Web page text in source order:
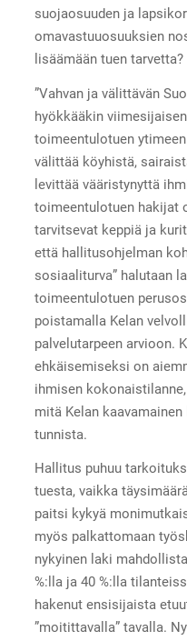
suojaosuuden ja
omavastuuosuuksien
lisäämään tuen tarvetta?
”Vahvan ja välittävän
hyökkääkin
toimeentulotuen
välittää köyhistä,
levittää vääristynyttä
toimeentulotuen hakijat
tarvitsevat keppiä ja
että hallitusohjelman
sosiaaliturva” halutaan
toimeentulotuen
poistamalla Kelan
palvelutarpeen arvioon.
ehkäisemiseksi on
ihmisen
mitä Kelan
tunnista.
Hallitus puhuu
tuesta, vaikka
paitsi kykyä
myös palkattomaan
nykyinen laki
%:lla ja 40 %:lla
hakenut ensisijaista
”moitittavalla” tavalla.